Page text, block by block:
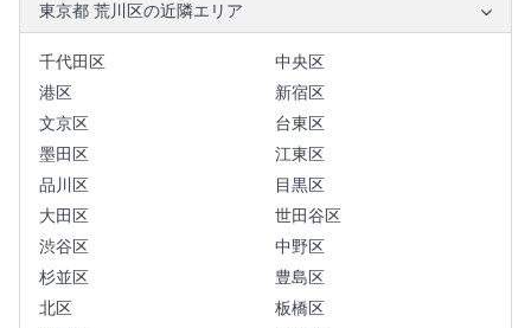
東京都 荒川区の近隣エリア
千代田区
中央区
港区
新宿区
文京区
台東区
墨田区
江東区
品川区
目黒区
大田区
世田谷区
渋谷区
中野区
杉並区
豊島区
北区
板橋区